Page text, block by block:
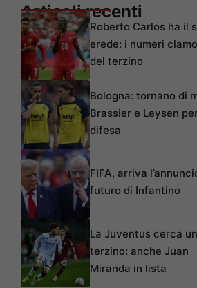
Articoli recenti
Roberto Carlos ha il
erede: i numeri
del terzino
Bologna: tornano di
Brassier e Leysen
difesa
FIFA, arriva
futuro di Infantino
La Juventus cerca un
terzino: anche Juan
Miranda in lista